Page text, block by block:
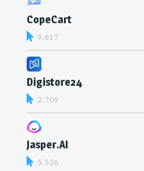
CopeCart
9.617
Digistore24
2.709
Jasper.AI
5.526